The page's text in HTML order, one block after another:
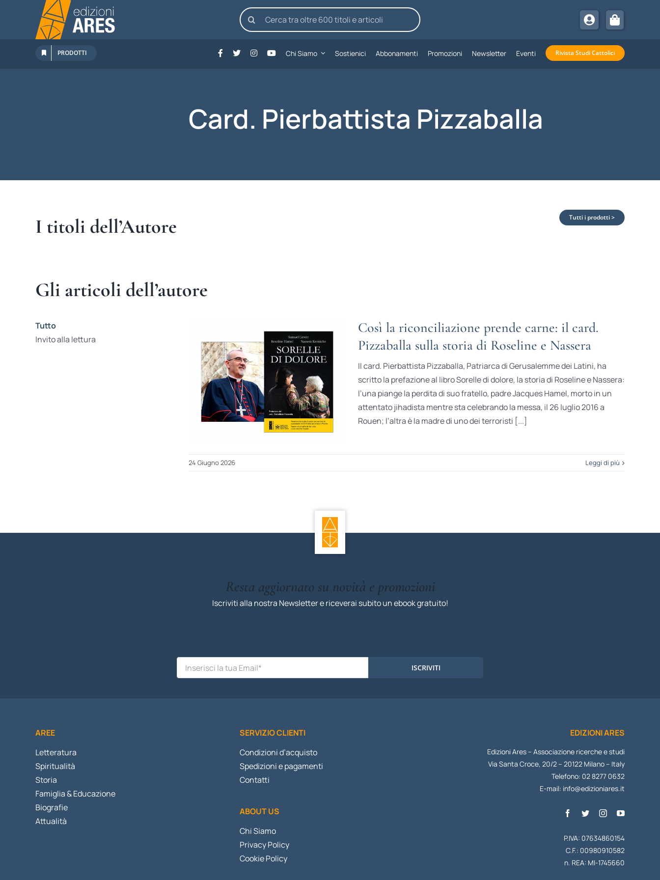
contenuto
Cerca
per:
PRODOTTI Chi Siamo Sostienici Abbonamenti Promozioni Newsletter Eventi Rivista Studi Cattolici
Card. Pierbattista Pizzaballa
I titoli dell’Autore Tutti i prodotti >
Gli articoli dell’autore
Tutto
Invito alla lettura
Così la riconciliazione prende carne: il card.
Pizzaballa sulla storia di Roseline e Nassera
Il card. Pierbattista Pizzaballa, Patriarca di Gerusalemme dei Latini, ha
scritto la prefazione al libro Sorelle di dolore, la storia di Roseline e Nassera:
l’una piange la perdita di suo fratello, padre Jacques Hamel, morto in un
attentato jihadista mentre sta celebrando la messa, il 26 luglio 2016 a
Rouen; l’altra è la madre di uno dei terroristi [...]
24 Giugno 2026 Leggi di più
Resta aggiornato su novità e promozioni
Iscriviti alla nostra Newsletter e riceverai subito un ebook gratuito!
ISCRIVITI
AREE
Letteratura
Spiritualità
Storia
Famiglia & Educazione
Biografie
Attualità
SERVIZIO CLIENTI
Condizioni d’acquisto
Spedizioni e pagamenti
Contatti
ABOUT US
Chi Siamo
Privacy Policy
Cookie Policy
EDIZIONI ARES
Edizioni Ares – Associazione ricerche e studi
Via Santa Croce, 20/2 – 20122 Milano – Italy
Telefono: 02 8277 0632
E-mail: info@edizioniares.it
P.IVA: 07634860154
C.F.: 00980910582
n. REA: MI-1745660